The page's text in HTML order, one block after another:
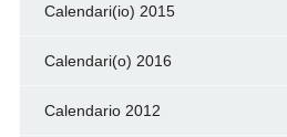
Calendari(io) 2015
Calendari(o) 2016
Calendario 2012